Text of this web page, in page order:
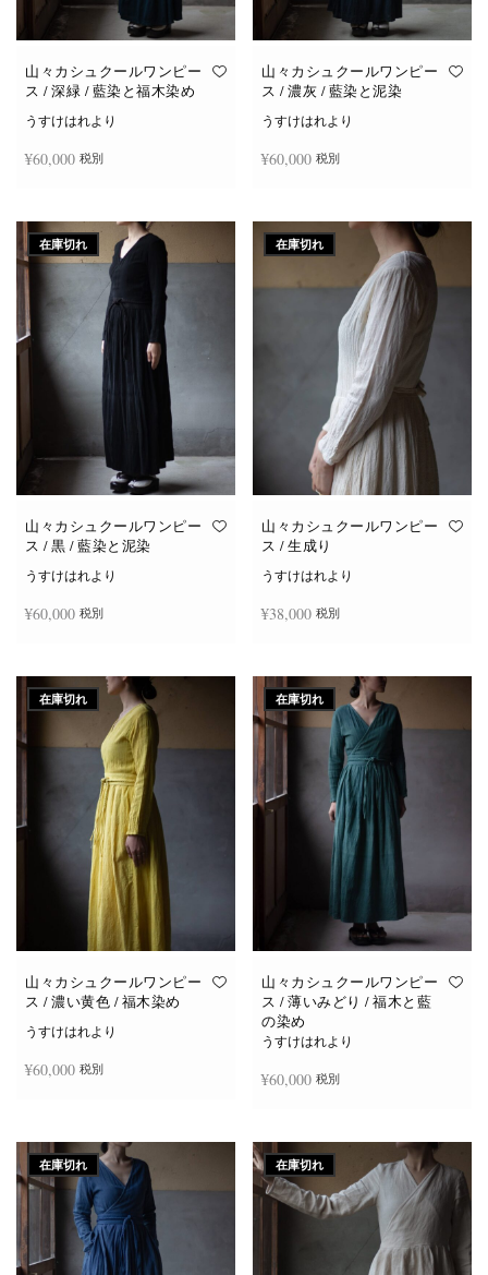
山々カシュクールワンピー
ス / 深緑 / 藍染と福木染め
うすけはれより
¥60,000 税別
山々カシュクールワンピー
ス / 濃灰 / 藍染と泥染
うすけはれより
¥60,000 税別
在庫切れ
山々カシュクールワンピー
ス / 黒 / 藍染と泥染
うすけはれより
¥60,000 税別
在庫切れ
山々カシュクールワンピー
ス / 生成り
うすけはれより
¥38,000 税別
在庫切れ
山々カシュクールワンピー
ス / 濃い黄色 / 福木染め
うすけはれより
¥60,000 税別
在庫切れ
山々カシュクールワンピー
ス / 薄いみどり / 福木と藍
の染め
うすけはれより
¥60,000 税別
在庫切れ 在庫切れ